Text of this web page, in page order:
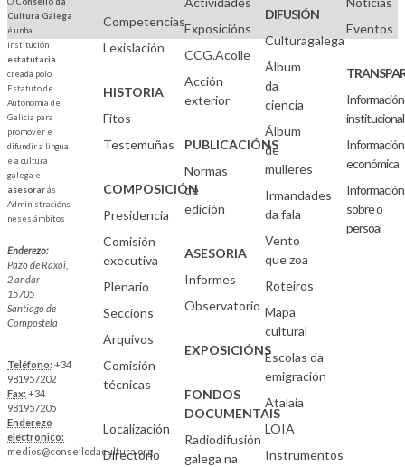
Cultura Galega
é unha
institución
estatutaria
creada polo
Estatuto de
Autonomía de
Galicia para
promover e
difundir a lingua
e a cultura
galega e
asesorarás
Administracións
neses ámbitos
Enderezo:
Pazo de Raxoi,
2 andar
15705
Santiago de
Compostela
Teléfono:+34
981957202
Fax:+34
981957205
Enderezo
electrónico:
medios@consellodacultura.org
Competencias
Lexislación
HISTORIA
Fitos
Testemuñas
COMPOSICIÓN
Presidencia
Comisión
executiva
Plenario
Seccións
Arquivos
Comisión
técnicas
Localización
Directorio
Exposicións
CCG.Acolle
Acción
exterior
PUBLICACIÓNS
Normas
de
edición
ASESORIA
Informes
Observatorio
EXPOSICIÓNS
FONDOS
DOCUMENTAIS
Radiodifusión
galega na
DIFUSIÓN
Culturagalega
Álbum
da
ciencia
Álbum
de
mulleres
Irmandades
da fala
Vento
que zoa
Roteiros
Mapa
cultural
Escolas da
emigración
Atalaia
LOIA
Instrumentos
Eventos
Información
institucional
Información
económica
Información
sobre o
persoal